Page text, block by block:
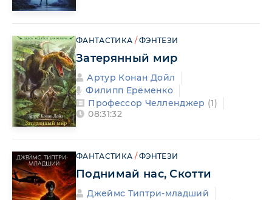
ФАНТАСТИКА /ФЭНТЕЗИ
Затерянный мир
Артур Конан Дойл
Филипп Ерёменко
Профессор Челленджер (1)
08:31:32
ФАНТАСТИКА /ФЭНТЕЗИ
Поднимай нас, Скотти
Джеймс Типтри-младший